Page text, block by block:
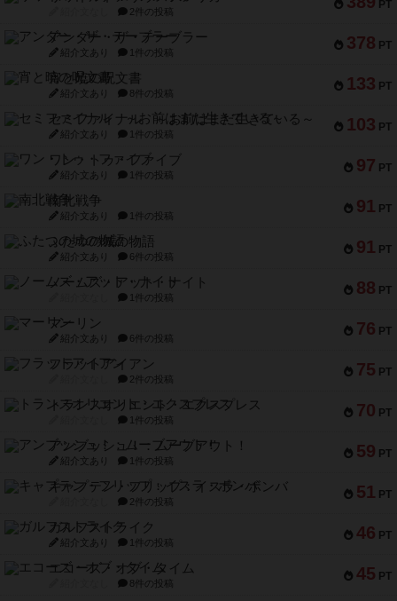
PT
2件の投稿
378 PT
アンダー・ザ・テーブラー
紹介文あり 1件の投稿
133 PT
宵と暁の呪文書
紹介文あり 8件の投稿
103 PT
セミファイナル ～お前はまだ生きている～
紹介文あり 1件の投稿
97 PT
ワン・トゥ・ファイブ
紹介文あり 1件の投稿
91 PT
南北戦争
紹介文あり 1件の投稿
91 PT
ふたつの城の物語
紹介文あり 6件の投稿
88 PT
ノームズ・アット・ナイト
1件の投稿
76 PT
マーリン
紹介文あり 6件の投稿
75 PT
フラットアイアン
2件の投稿
70 PT
トランスオリエント・エクスプレス
1件の投稿
59 PT
アンブッシュ！：ムーブアウト！
紹介文あり 1件の投稿
51 PT
キャプテン・フリップ：イスラ・ボンバ
2件の投稿
46 PT
ガルフストライク
紹介文あり 1件の投稿
45 PT
エコーズ・オブ・タイム
8件の投稿